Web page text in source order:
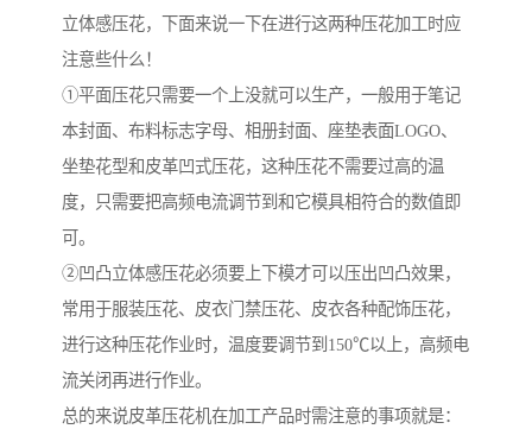
立体感压花，下面来说一下在进行这两种压花加工时应
注意些什么！
①平面压花只需要一个上没就可以生产，一般用于笔记
本封面、布料标志字母、相册封面、座垫表面LOGO、
坐垫花型和皮革凹式压花，这种压花不需要过高的温
度，只需要把高频电流调节到和它模具相符合的数值即
可。
②凹凸立体感压花必须要上下模才可以压出凹凸效果，
常用于服装压花、皮衣门禁压花、皮衣各种配饰压花，
进行这种压花作业时，温度要调节到150℃以上，高频电
流关闭再进行作业。
总的来说皮革压花机在加工产品时需注意的事项就是：